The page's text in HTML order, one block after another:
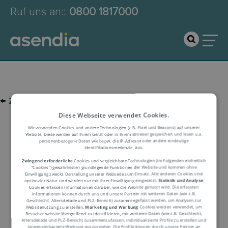
Ruf uns an:: 0800 1817000
← zur Glossar-Übersicht
Logistik-Glossar
Begriffserklärung
Diese Webseite verwendet Cookies.
Wir verwenden Cookies und andere Technologien (z.B. Pixel und Beacons) auf unserer
Website. Diese werden auf Ihrem Gerät oder in Ihrem Browser gespeichert und lesen u.a.
personenbezogene Daten wie bspw. die IP-Adresse oder andere eindeutige
Identifikationsmerkmale, aus.
Zwingend erforderlicheCookies und vergleichbare Technologien (im Folgenden einheitlich
"Cookies") gewährleisten grundlegende Funktionen der Website und kommen ohne
Einwilligung zwecks Darstellung unserer Webseite zum Einsatz. Alle anderen Cookies sind
optionaler Natur und werden nur mit Ihrer Einwilligung eingesetzt.Statistik und Analyse
Cookies erfassen Informationen darüber, wie die Website genutzt wird. Die erfassten
Informationen können durch uns und unsere Partner mit weiteren Daten (wie z.B.
Geschlecht, Altersdekade und PLZ-Bereich) zusammengefasst werden, um Analysen zur
Websitenutzung zu erstellen.Marketing und Werbung Cookies werden verwendet, um
Besucher websiteübergreifend zu identifizieren, mit weiteren Daten (wie z.B. Geschlecht,
Altersdekade und PLZ-Bereich) zusammenzufassen, individualisierte Profile zu erstellen und
interessenbasierte Werbung auszuspielen. Die Profile können durch unsere Partner an